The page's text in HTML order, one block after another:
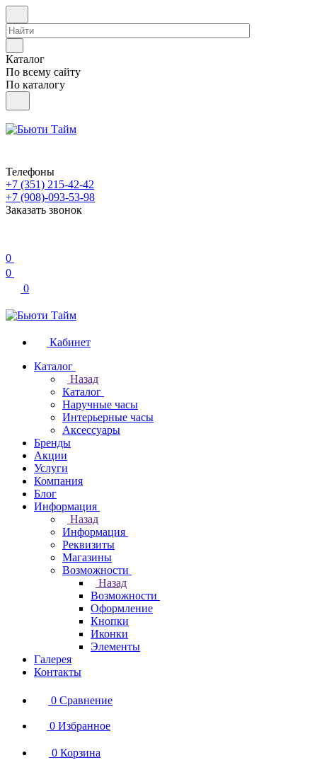
Каталог
По всему сайту
По каталогу
Телефоны
+7 (351) 215-42-42
+7 (908)-093-53-98
Заказать звонок
0
0
0
Кабинет
Каталог
Назад
Каталог
Наручные часы
Интерьерные часы
Аксессуары
Бренды
Акции
Услуги
Компания
Блог
Информация
Назад
Информация
Реквизиты
Магазины
Возможности
Назад
Возможности
Оформление
Кнопки
Иконки
Элементы
Галерея
Контакты
0 Сравнение
0 Избранное
0 Корзина